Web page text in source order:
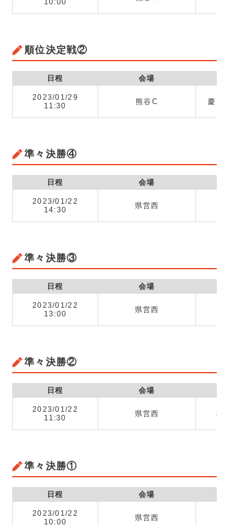
10:00
順位決定戦②
日程 会場
2023/01/29
11:30
熊谷C 慶應
準々決勝④
日程 会場
2023/01/22
14:30
県営西
準々決勝③
日程 会場
2023/01/22
13:00
県営西
準々決勝②
日程 会場
2023/01/22
11:30
県営西 本
準々決勝①
日程 会場
2023/01/22
10:00
県営西